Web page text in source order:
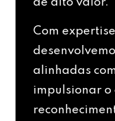
de alto valor.
Com
alinhadas
impulsionar o